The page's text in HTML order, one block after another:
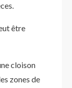
être
cloison
zones de